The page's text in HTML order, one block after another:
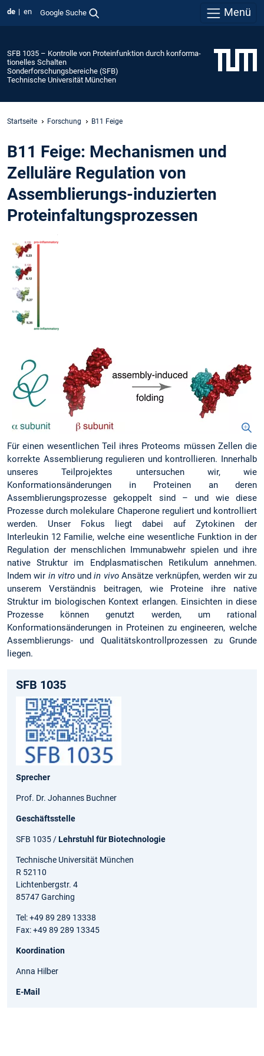
de en Google Suche Menü
SFB 1035 – Kontrolle von Protein­funktion durch konforma­
tionelles Schalten
Sonderforschungsbereiche (SFB)
Technische Universität München
Startseite Forschung B11 Feige
B11 Feige: Mechanismen und
Zelluläre Regulation von
Assemblierungs-induzierten
Proteinfaltungsprozessen
Für einen wesentlichen Teil ihres Proteoms müssen Zellen die
korrekte Assemblierung regulieren und kontrollieren. Innerhalb
unseres Teilprojektes untersuchen wir, wie
Konformationsänderungen in Proteinen an deren
Assemblierungsprozesse gekoppelt sind – und wie diese
Prozesse durch molekulare Chaperone reguliert und kontrolliert
werden. Unser Fokus liegt dabei auf Zytokinen der
Interleukin 12 Familie, welche eine wesentliche Funktion in der
Regulation der menschlichen Immunabwehr spielen und ihre
native Struktur im Endplasmatischen Retikulum annehmen.
Indem wir in vitroundin vivoAnsätze verknüpfen, werden wir zu
unserem Verständnis beitragen, wie Proteine ihre native
Struktur im biologischen Kontext erlangen. Einsichten in diese
Prozesse können genutzt werden, um rational
Konformationsänderungen in Proteinen zu engineeren, welche
Assemblierungs- und Qualitätskontrollprozessen zu Grunde
liegen.
SFB 1035
Sprecher
Prof. Dr. Johannes Buchner
Geschäftsstelle
SFB 1035 /Lehrstuhl für Biotechnologie
Technische Universität München
R 52110
Lichtenbergstr. 4
85747 Garching
Tel: +49 89 289 13338
Fax: +49 89 289 13345
Koordination
Anna Hilber
E-Mail